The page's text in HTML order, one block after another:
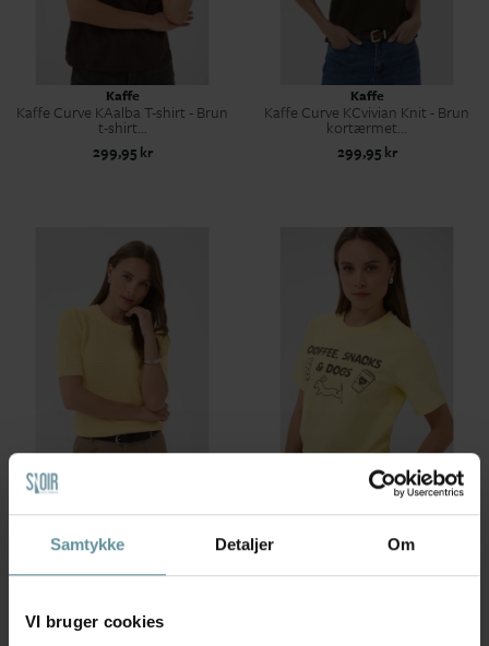
Samtykke Detaljer Om
VI bruger cookies
Kaffe
Kaffe Curve KAalba T-shirt - Brun
t-shirt...
299,95 kr
Kaffe
Kaffe Curve KCvivian Knit - Brun
kortærmet...
299,95 kr
Kaffe Curve KCvivian Knit - Gul
299,95 kr
Kaffe KAamse T-shirt - Gul t-
199,95 kr